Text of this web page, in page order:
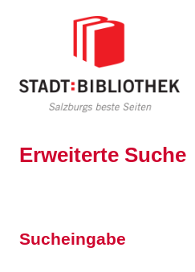
Erweiterte Suche
Sucheingabe